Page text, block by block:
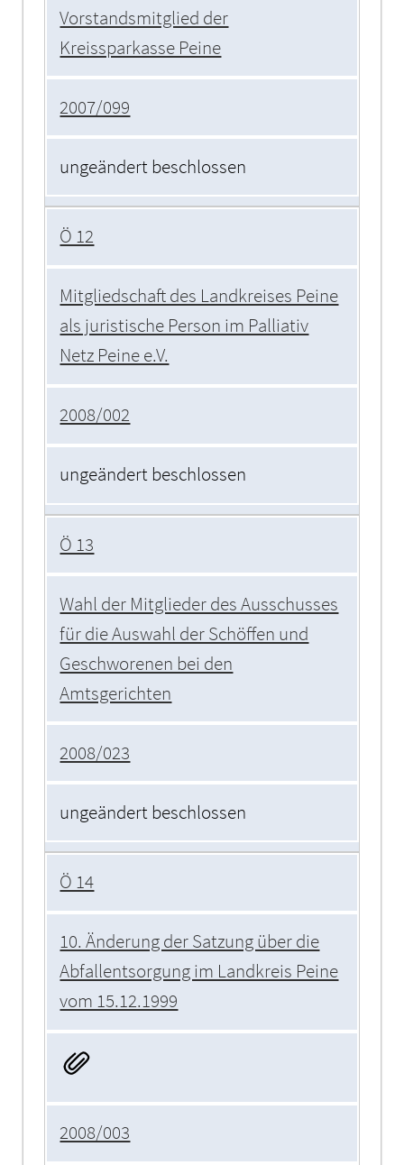
Vorstandsmitglied der
Kreissparkasse Peine
2007/099
ungeändert beschlossen
Ö 12
Mitgliedschaft des Landkreises Peine
als juristische Person im Palliativ
Netz Peine e.V.
2008/002
ungeändert beschlossen
Ö 13
Wahl der Mitglieder des Ausschusses
für die Auswahl der Schöffen und
Geschworenen bei den
Amtsgerichten
2008/023
ungeändert beschlossen
Ö 14
10. Änderung der Satzung über die
Abfallentsorgung im Landkreis Peine
vom 15.12.1999
2008/003